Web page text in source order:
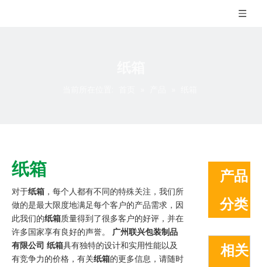
纸箱
对于纸箱 ，每个人都有不同的特殊关注，我们所
做的是最大限度地满足每个客户的产品需求，因
此我们的纸箱质量得到了很多客户的好评，并在
许多国家享有良好的声誉。 广州联兴包装制品
有限公司 纸箱具有独特的设计和实用性能以及
有竞争力的价格，有关纸箱的更多信息，请随时
产品
分类
相关